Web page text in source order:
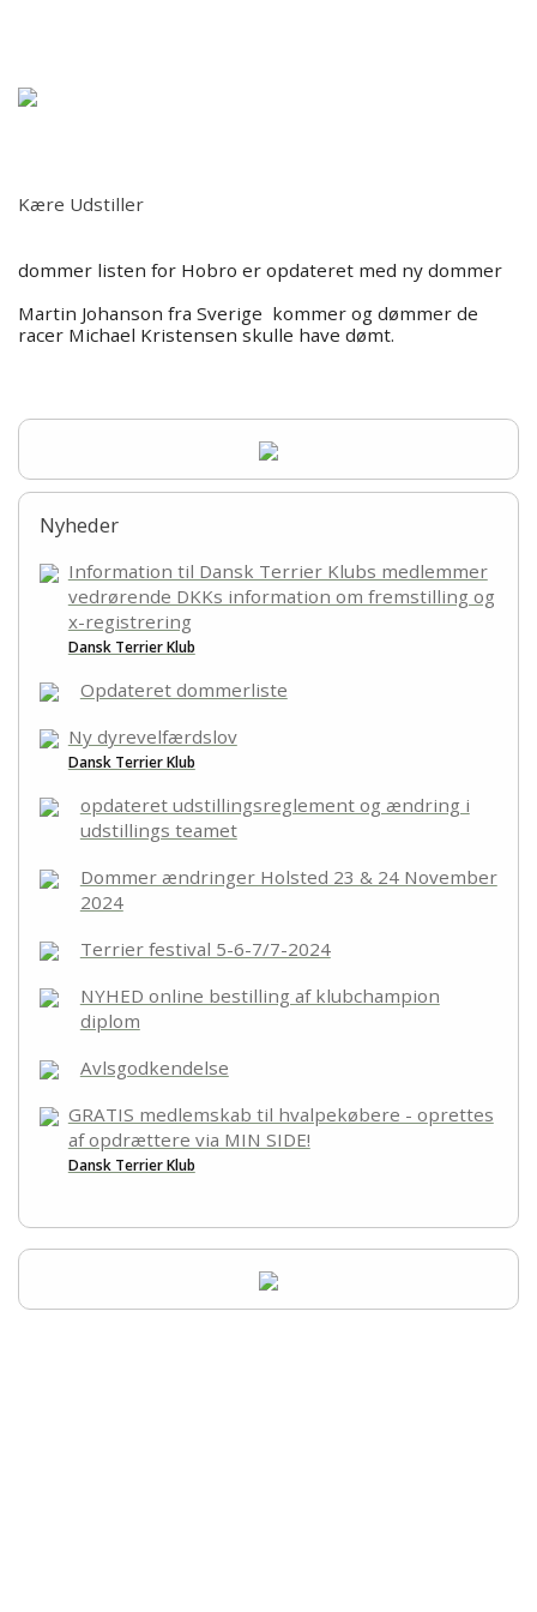
Forside
Udstillinger 2026
Udstillinger/Shows 2026
Resultater/BIS
Billeder
Kontakt
Kære Udstiller
dommer listen for Hobro er opdateret med ny dommer
Martin Johanson fra Sverige kommer og dømmer de
racer Michael Kristensen skulle have dømt.
Nyheder
Information til Dansk Terrier Klubs medlemmer
vedrørende DKKs information om fremstilling og
x-registrering
Dansk Terrier Klub
Opdateret dommerliste
Ny dyrevelfærdslov
Dansk Terrier Klub
opdateret udstillingsreglement og ændring i
udstillings teamet
Dommer ændringer Holsted 23 & 24 November
2024
Terrier festival 5-6-7/7-2024
NYHED online bestilling af klubchampion
diplom
Avlsgodkendelse
GRATIS medlemskab til hvalpekøbere - oprettes
af opdrættere via MIN SIDE!
Dansk Terrier Klub